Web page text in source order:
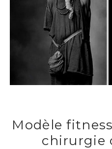
Modèle
chirurgie